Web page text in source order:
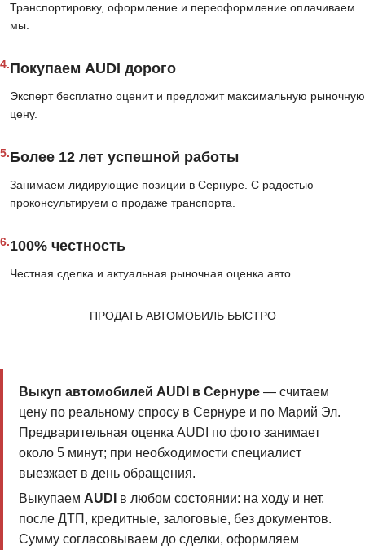
Транспортировку, оформление и переоформление оплачиваем
мы.
4.Покупаем AUDI дорого
Эксперт бесплатно оценит и предложит максимальную рыночную
цену.
5.Более 12 лет успешной работы
Занимаем лидирующие позиции в Сернуре. С радостью
проконсультируем о продаже транспорта.
6.100% честность
Честная сделка и актуальная рыночная оценка авто.
ПРОДАТЬ АВТОМОБИЛЬ БЫСТРО
Выкуп автомобилей AUDI в Сернуре— считаем
цену по реальному спросу в Сернуре и по Марий Эл.
Предварительная оценка AUDI по фото занимает
около 5 минут; при необходимости специалист
выезжает в день обращения.
Выкупаем AUDI в любом состоянии: на ходу и нет,
после ДТП, кредитные, залоговые, без документов.
Сумму согласовываем до сделки, оформляем